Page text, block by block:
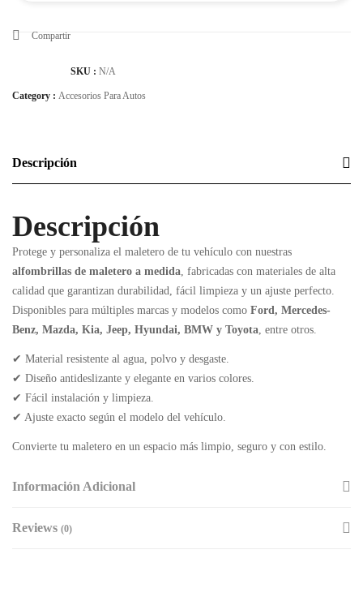
Compartir
SKU : N/A
Category : Accesorios Para Autos
Descripción
Descripción
Protege y personaliza el maletero de tu vehículo con nuestras
alfombrillas de maletero a medida, fabricadas con materiales de alta
calidad que garantizan durabilidad, fácil limpieza y un ajuste perfecto.
Disponibles para múltiples marcas y modelos como Ford, Mercedes-
Benz, Mazda, Kia, Jeep, Hyundai, BMW y Toyota, entre otros.
✔ Material resistente al agua, polvo y desgaste.
✔ Diseño antideslizante y elegante en varios colores.
✔ Fácil instalación y limpieza.
✔ Ajuste exacto según el modelo del vehículo.
Convierte tu maletero en un espacio más limpio, seguro y con estilo.
Información Adicional
Reviews (0)